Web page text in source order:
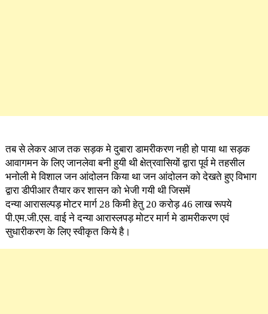
तब से लेकर आज तक सड़क मे दुबारा डामरीकरण नही हो पाया था सड़क
आवागमन के लिए जानलेवा बनी हुयी थी क्षेत्रवासियों द्वारा पूर्व मे तहसील
भनोली मे विशाल जन आंदोलन किया था जन आंदोलन को देखते हुए विभाग
द्वारा डीपीआर तैयार कर शासन को भेजी गयी थी जिसमें
दन्या आरासल्पड़ मोटर मार्ग 28 किमी हेतु 20 करोड़ 46 लाख रूपये
पी.एम.जी.एस. वाई ने दन्या आरास्लपड़ मोटर मार्ग मे डामरीकरण एवं
सुधारीकरण के लिए स्वीकृत किये है।